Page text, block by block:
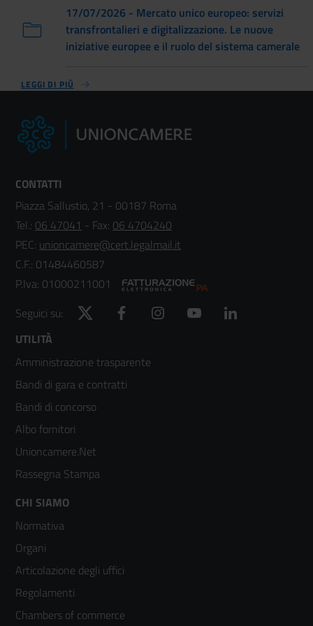
17/07/2026 - Mercato unico europeo: servizi
transfrontalieri e digitalizzazione. Le nuove
iniziative europee e il ruolo del sistema camerale
LEGGI DI PIÙ
CONTATTI
Piazza Sallustio, 21 - 00187 Roma
Tel.: 06 47041 - Fax: 06 4704240
PEC: unioncamere@cert.legalmail.it
C.F.: 01484460587
P.Iva: 01000211001
Seguici su:
Twitter Facebook Instagram YouTube
Footer
menù
colonna
2
UTILITÀ
Amministrazione trasparente
Bandi di gara e contratti
Bandi di concorso
Albo fornitori
Unioncamere.Net
Rassegna Stampa
Footer
menù
colonna
3
CHI SIAMO
Normativa
Organi
Articolazione degli uffici
Regolamenti
Chambers of commerce